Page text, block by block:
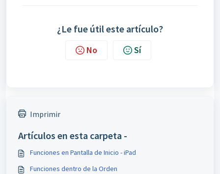
¿Le fue útil este artículo?
No Sí
Imprimir
Artículos en esta carpeta -
Funciones en Pantalla de Inicio - iPad
Funciones dentro de la Orden